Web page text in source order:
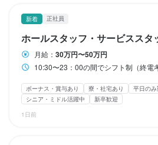
新着 正社員
ホールスタッフ・サービススタ
月給： 30万円〜50万円
10:30〜23：00の間でシフト制（終電考慮） ＊実働8〜10時間 ＊休憩あり（2〜3時間）・時間応相談 ＊徒
ボーナス・賞与あり 寮・社宅あり
平日の
シニア・ミドル活躍中
新卒歓迎
1日前
給与補足
月給：350,000円 〜 1,000,000円
賞与：【各種ボーナス】
★賞与：年4回
※経験・能力・前職給与・希望給与を考
・交通費規定支給（上限15000円／月）
給与補足
収入例
（給与例）
サービススタッフ（20代前半・男性）
→3か月でマネージャー就任：月50万円
サービススタッフ（20代後半・女性）
月給は経験・スキルにより決定いたしま
給与補足
イタリアの郷土料理が好きな方募集！
収入例
（給与例）
シェフ候補(50代前半・男性)　：月35万
給与補足
月給は経験・スキルにより決定いたしま
収入例
（給与例）
調理スタッフ（30代前半・男性）：月40
給与補足
収入例
（給与例）
調理スタッフ（30代前半・男性）：月
調理スタッフ（40代後半・女性）：
給与補足
収入例
（給与例）
サービススタッフ（20代前半・男性）
→3か月でマネージャー就任：月50万円
サービススタッフ（20代後半・女性）
6日目から時給1500円  （時給1800
給与補足
■スタッフ例① ・20 代大学生（女性）
ッフ 髪色自由の制度を活用し、おしゃ
務を担当。
6日目から時給1500円（時給1800
給与補足
◆能力・経験により昇給あり！（働き
と思っています）
◆平均時給は1600円(自社のアル
★昇給チャンス年12回
収入例
6日目から時給1500円  （時給1800
給与補足
◆能力・経験により昇給あり！（働き
と思っています）
◆平均時給は1600円(自社のアル
★昇給チャンス年12回
収入例